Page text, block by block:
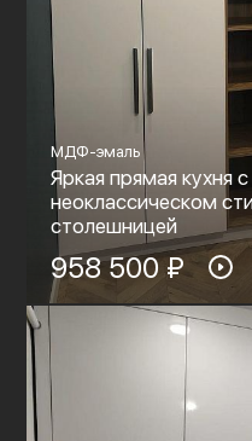
МДФ-эмаль
Яркая прямая кухня
неоклассическом
столешницей
958 500 ₽